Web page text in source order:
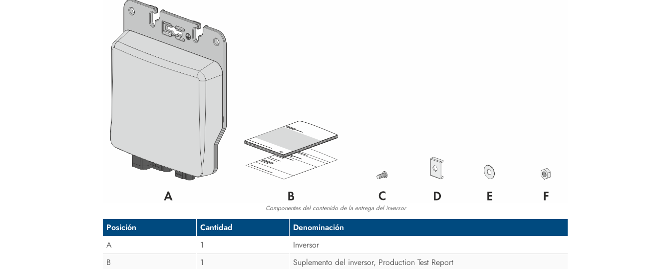
Componentes del contenido de la entrega del inversor
Posición Cantidad
Denominación
A
1
Inversor
B
1
Suplemento del inversor, Production Test Report
Nueva puesta en marcha del
inversor
Puesta fuera de servicio
Datos técnicos
Accesorios y piezas de repuesto
Contacto